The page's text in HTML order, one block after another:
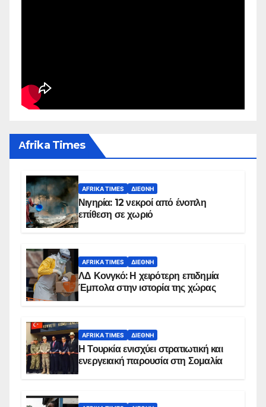
Αfrika Times
AFRIKA TIMES ΔΙΕΘΝΉ
Νιγηρία: 12 νεκροί από ένοπλη
επίθεση σε χωριό
AFRIKA TIMES ΔΙΕΘΝΉ
ΛΔ Κονγκό: Η χειρότερη επιδημία
Έμπολα στην ιστορία της χώρας
AFRIKA TIMES ΔΙΕΘΝΉ
Η Τουρκία ενισχύει στρατιωτική και
ενεργειακή παρουσία στη Σομαλία